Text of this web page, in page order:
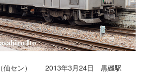
仙セン） 2013年3月24日 黒磯駅